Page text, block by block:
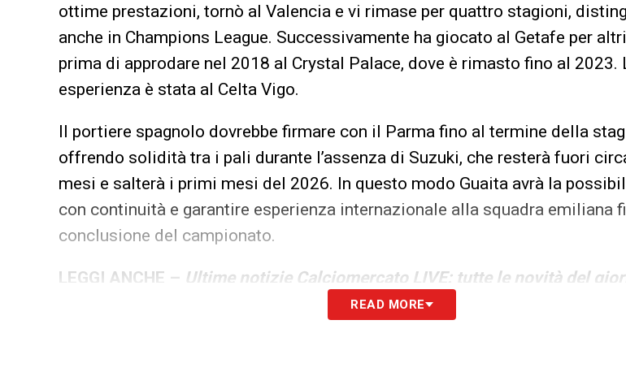
ottime prestazioni, tornò al Valencia e vi rimase per quattro stagioni,
anche in Champions League. Successivamente ha giocato al Getafe per
prima di approdare nel 2018 al Crystal Palace, dove è rimasto fino al 2023.
esperienza è stata al Celta Vigo.
Il portiere spagnolo dovrebbe firmare con il Parma fino al termine della
offrendo solidità tra i pali durante l’assenza di Suzuki, che resterà fuori
mesi e salterà i primi mesi del 2026. In questo modo Guaita avrà la
con continuità e garantire esperienza internazionale alla squadra emiliana
conclusione del campionato.
LEGGI ANCHE – Ultime notizie Calciomercato LIVE: tutte le novità del
READ MORE